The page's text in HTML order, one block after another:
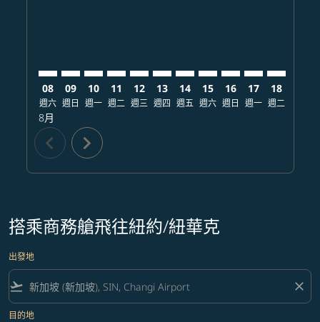
08
週六
8月
09
週日
10
週一
11
週二
12
週三
13
週四
14
週五
15
週六
16
週日
17
週一
18
週二
chevron_left chevron_right
搭乘商務艙飛往紐約/紐華克
出發地
flight_takeoff close
目的地